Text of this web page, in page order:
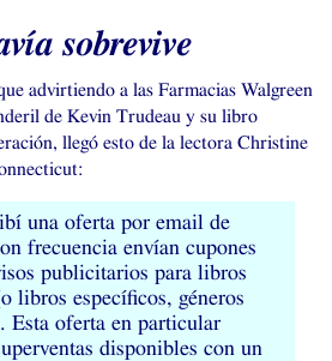
sobrevive
advirtiendo a las Farmacias Walgreen
de Kevin Trudeau y su libro
llegó esto de la lectora Christine
una oferta por email de
frecuencia envían cupones
publicitarios para libros
libros específicos, géneros
Esta oferta en particular
disponibles con un